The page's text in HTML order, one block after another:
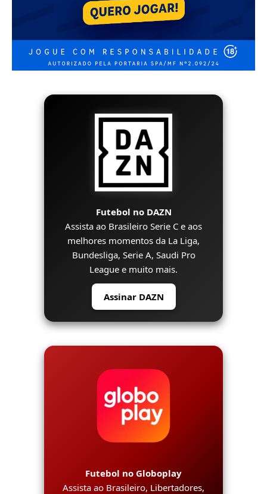
Futebol no DAZN
Assista ao Brasileiro Serie C e aos
melhores momentos da La Liga,
Bundesliga, Serie A, Saudi Pro
League e muito mais.
Assinar DAZN
Futebol no Globoplay
Assista ao Brasileiro, Libertadores,